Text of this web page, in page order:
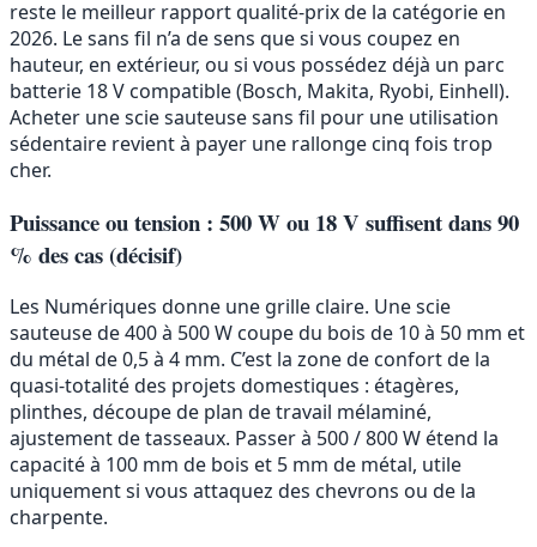
reste le meilleur rapport qualité-prix de la catégorie en
2026. Le sans fil n’a de sens que si vous coupez en
hauteur, en extérieur, ou si vous possédez déjà un parc
batterie 18 V compatible (Bosch, Makita, Ryobi, Einhell).
Acheter une scie sauteuse sans fil pour une utilisation
sédentaire revient à payer une rallonge cinq fois trop
cher.
Puissance ou tension : 500 W ou 18 V suffisent dans 90
% des cas (décisif)
Les Numériques donne une grille claire. Une scie
sauteuse de 400 à 500 W coupe du bois de 10 à 50 mm et
du métal de 0,5 à 4 mm. C’est la zone de confort de la
quasi-totalité des projets domestiques : étagères,
plinthes, découpe de plan de travail mélaminé,
ajustement de tasseaux. Passer à 500 / 800 W étend la
capacité à 100 mm de bois et 5 mm de métal, utile
uniquement si vous attaquez des chevrons ou de la
charpente.